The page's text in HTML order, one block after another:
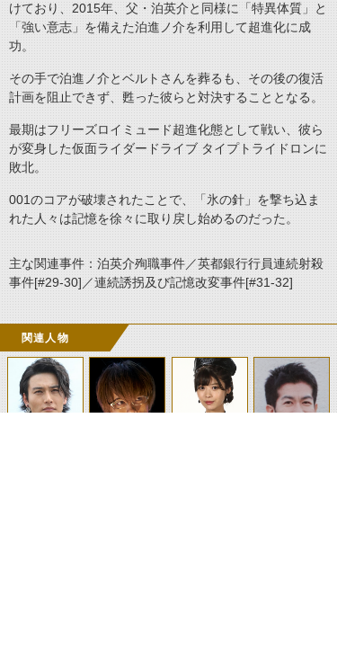
けており、2015年、父・泊英介と同様に「特異体質」と
「強い意志」を備えた泊進ノ介を利用して超進化に成
功。
その手で泊進ノ介とベルトさんを葬るも、その後の復活
計画を阻止できず、甦った彼らと対決することとなる。
最期はフリーズロイミュード超進化態として戦い、彼ら
が変身した仮面ライダードライブ タイプトライドロンに
敗北。
001のコアが破壊されたことで、「氷の針」を撃ち込ま
れた人々は記憶を徐々に取り戻し始めるのだった。
主な関連事件：泊英介殉職事件／英都銀行行員連続射殺
事件[#29-30]／連続誘拐及び記憶改変事件[#31-32]
関連人物